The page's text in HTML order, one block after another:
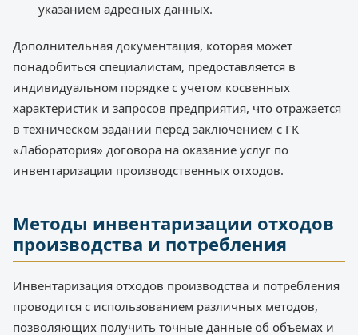
указанием адресных данных.
Дополнительная документация, которая может
понадобиться специалистам, предоставляется в
индивидуальном порядке с учетом косвенных
характеристик и запросов предприятия, что отражается
в техническом задании перед заключением с ГК
«Лаборатория» договора на оказание услуг по
инвентаризации производственных отходов.
Методы инвентаризации отходов
производства и потребления
Инвентаризация отходов производства и потребления
проводится с использованием различных методов,
позволяющих получить точные данные об объемах и